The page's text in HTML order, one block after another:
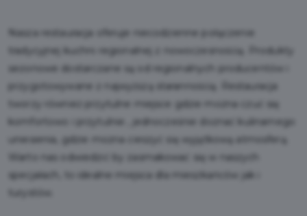
Nasza restauracja oferuje niecodzienne połączenie
tradycyjnej kuchni regionalnej z nowoczesnością. Produkty
sezonowe dostarczane są od regionalnych producentów i
przygotowywane z najwyższą starannością. Restauracja
tworzy również przytulne miejsce gdzie można czuć się
komfortowo i przytulnie , jednocześnie doznać kulinarnego
uniesienia, gdzie można cieszyć się wyjątkową atmosferą.
Warto nas odwiedzić by zasmakować się w naszych
specjałach, to idealne miejsca dla mieszkańców jak i